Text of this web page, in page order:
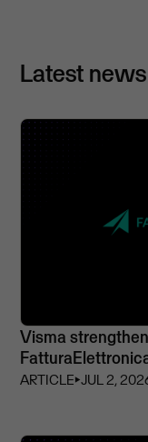
Latest news
Visma
ARTICLE⏵JUL 2,